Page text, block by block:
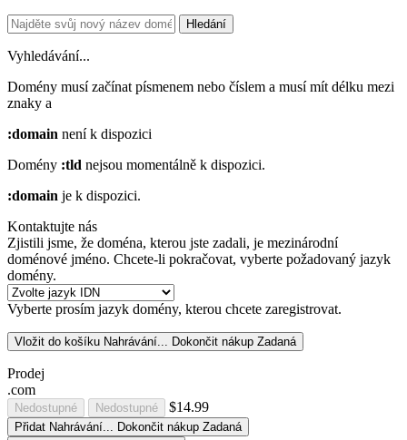
Hledání
Vyhledávání...
Domény musí začínat písmenem nebo číslem a musí mít délku mezi
znaky a
:domain není k dispozici
Domény :tld nejsou momentálně k dispozici.
:domain je k dispozici.
Kontaktujte nás
Zjistili jsme, že doména, kterou jste zadali, je mezinárodní
doménové jméno. Chcete-li pokračovat, vyberte požadovaný jazyk
domény.
Vyberte prosím jazyk domény, kterou chcete zaregistrovat.
Vložit do košíku Nahrávání... Dokončit nákup Zadaná
Prodej
.com
Nedostupné Nedostupné $14.99
Přidat Nahrávání... Dokončit nákup Zadaná